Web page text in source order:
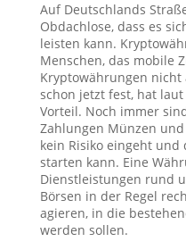
Auf Deutschlands
Obdachlose, dass es
leisten kann.
Menschen, das mobile
Kryptowährungen
schon jetzt fest, hat
Vorteil. Noch immer
Zahlungen Münzen
kein Risiko eingeht
starten kann. Eine
Dienstleistungen rund
Börsen in der Regel
agieren, in die
werden sollen.